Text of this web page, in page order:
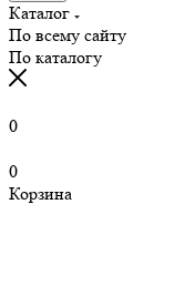
Каталог
По всему сайту
По каталогу
0
0
Корзина